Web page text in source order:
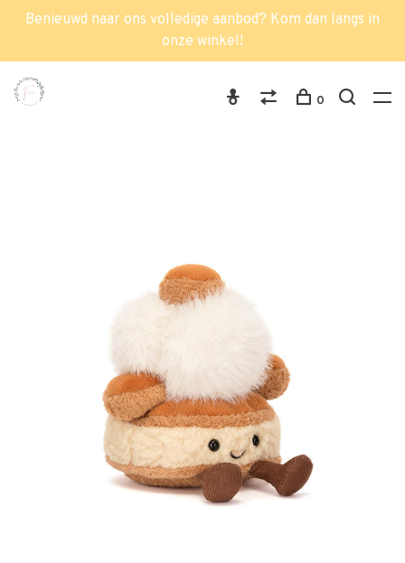
Benieuwd naar ons volledige aanbod? Kom dan langs in
onze winkel!
0